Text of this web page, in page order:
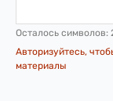
Осталось символов:
Авторизуйтесь,
материалы